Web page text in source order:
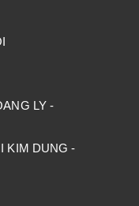
LY -
KIM DUNG -